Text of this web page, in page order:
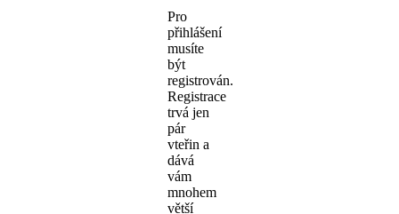
Pro
přihlášení
musíte
být
registrován.
Registrace
trvá jen
pár
vteřin a
dává
vám
mnohem
větší